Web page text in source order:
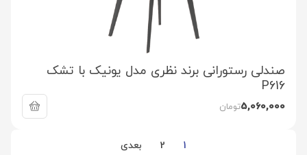
صندلی رستورانی برند نظری مدل یونیک با تشک
P616
5,060,000تومان
1
2 بعدی